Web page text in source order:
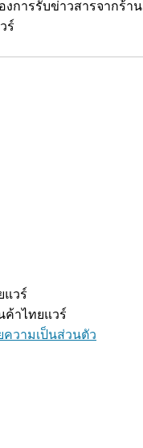
งการรับข่าวสารจากร้าน
ร์
แวร์
ค้าไทยแวร์
ความเป็นส่วนตัว